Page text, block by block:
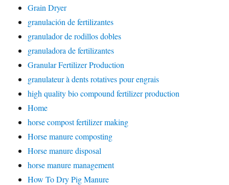
Grain Dryer
granulación de fertilizantes
granulador de rodillos dobles
granuladora de fertilizantes
Granular Fertilizer Production
granulateur à dents rotatives pour engrais
high quality bio compound fertilizer production
Home
horse compost fertilizer making
Horse manure composting
Horse manure disposal
horse manure management
How To Dry Pig Manure